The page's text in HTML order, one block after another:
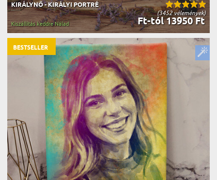
(3452 vélemények)
KIRÁLYNŐ - KIRÁLYI PORTRÉ
Ft-tól 13950 Ft
Kiszállítás keddre Nálad
BESTSELLER